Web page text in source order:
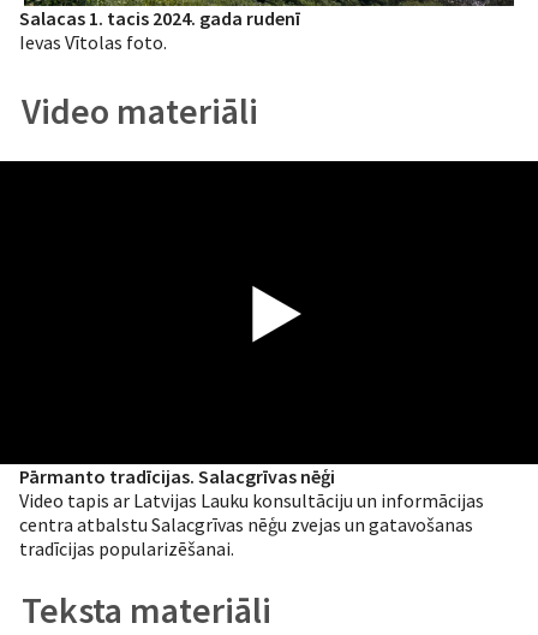
Salacas 1. tacis 2024. gada rudenī
Ievas Vītolas foto.
Video materiāli
Pārmanto tradīcijas. Salacgrīvas nēģi
Video tapis ar Latvijas Lauku konsultāciju un informācijas
centra atbalstu Salacgrīvas nēģu zvejas un gatavošanas
tradīcijas popularizēšanai.
Teksta materiāli